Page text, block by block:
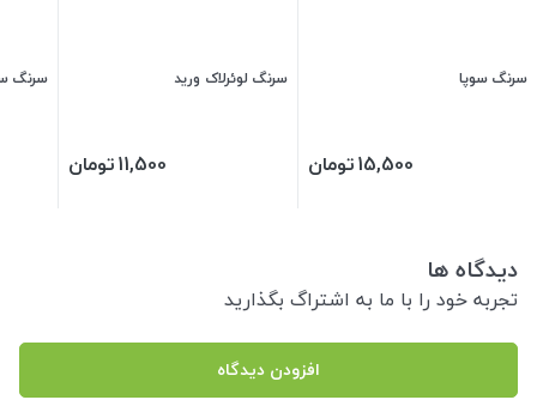
سرنگ سوپا
15,500تومان
سرنگ لوئرلاک ورید
11,500تومان
سرنگ
دیدگاه ها
تجربه خود را با ما به اشتراگ بگذارید
افزودن دیدگاه